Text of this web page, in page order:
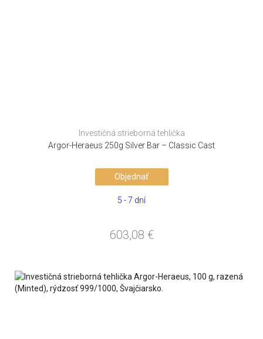
Investičná strieborná tehlička
Argor-Heraeus 250g Silver Bar – Classic Cast
Objednať
5 - 7 dní
603,08 €